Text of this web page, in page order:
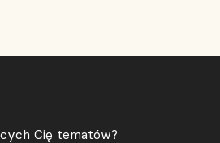
Cię tematów?